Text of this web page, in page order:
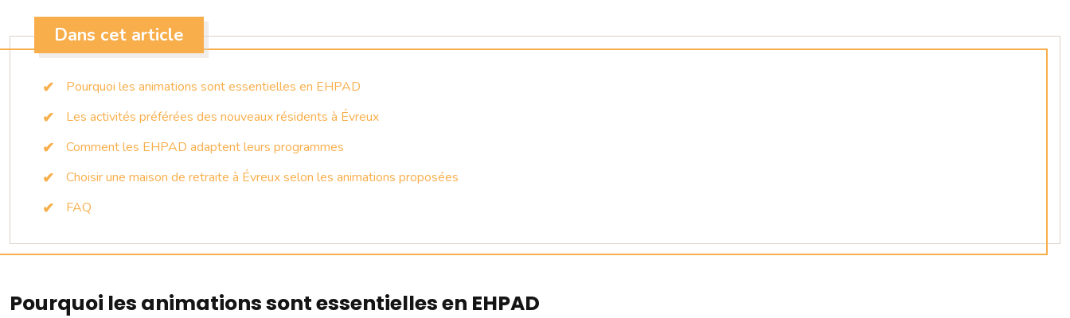
Dans cet article
Pourquoi les animations sont essentielles en EHPAD
Les activités préférées des nouveaux résidents à Évreux
Comment les EHPAD adaptent leurs programmes
Choisir une maison de retraite à Évreux selon les animations proposées
FAQ
Pourquoi les animations sont essentielles en EHPAD